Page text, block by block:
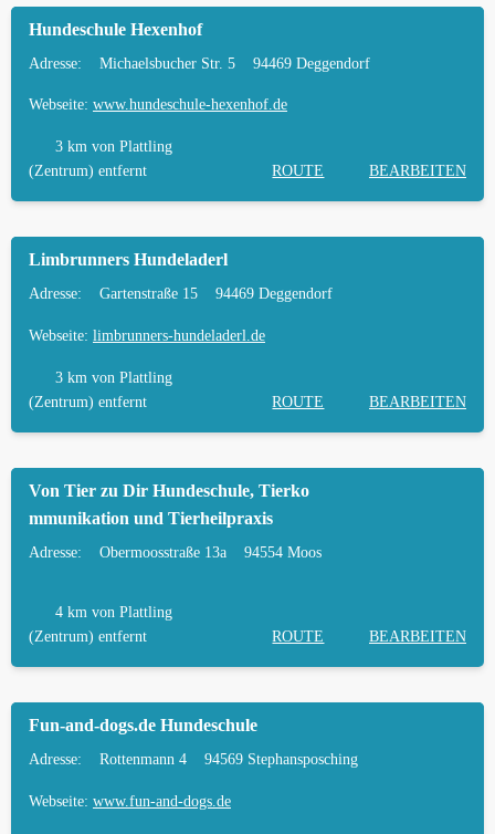
Hundeschule Hexenhof
Adresse: Michaelsbucher Str. 5 94469 Deggendorf
Webseite: www.hundeschule-hexenhof.de
3 km von Plattling
(Zentrum) entfernt
ROUTE BEARBEITEN
Limbrunners Hundeladerl
Adresse: Gartenstraße 15 94469 Deggendorf
Webseite: limbrunners-hundeladerl.de
3 km von Plattling
(Zentrum) entfernt
ROUTE BEARBEITEN
Von Tier zu Dir Hundeschule, Tierko
mmunikation und Tierheilpraxis
Adresse: Obermoosstraße 13a 94554 Moos
4 km von Plattling
(Zentrum) entfernt
ROUTE BEARBEITEN
Fun-and-dogs.de Hundeschule
Adresse: Rottenmann 4 94569 Stephansposching
Webseite: www.fun-and-dogs.de